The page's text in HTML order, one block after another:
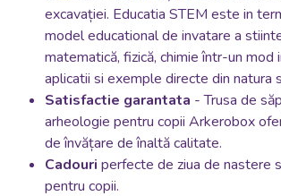
excavației. Educatia STEM este in
model educational de invatare a
matematică, fizică, chimie într-un mod
aplicatii si exemple directe din natura
Satisfactie garantata - Trusa de
arheologie pentru copii Arkerobox
de învățare de înaltă calitate.
Cadouri perfecte de ziua de nastere
pentru copii.